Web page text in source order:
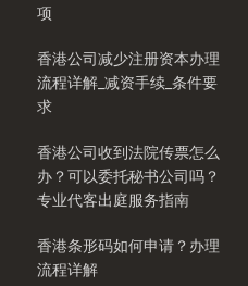
项
香港公司减少注册资本办理
流程详解_减资手续_条件要
求
香港公司收到法院传票怎么
办？可以委托秘书公司吗？
专业代客出庭服务指南
香港条形码如何申请？办理
流程详解